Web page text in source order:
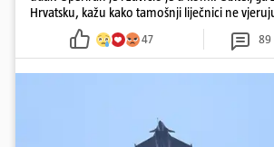
Hrvatsku, kažu kako tamošnji liječnici ne
'Imamo 72 sata'
47 89